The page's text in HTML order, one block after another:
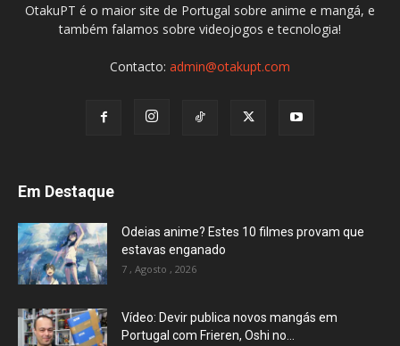
OtakuPT é o maior site de Portugal sobre anime e mangá, e
também falamos sobre videojogos e tecnologia!
Contacto: admin@otakupt.com
Em Destaque
Odeias anime? Estes 10 filmes provam que
estavas enganado
7 , Agosto , 2026
Vídeo: Devir publica novos mangás em
Portugal com Frieren, Oshi no...